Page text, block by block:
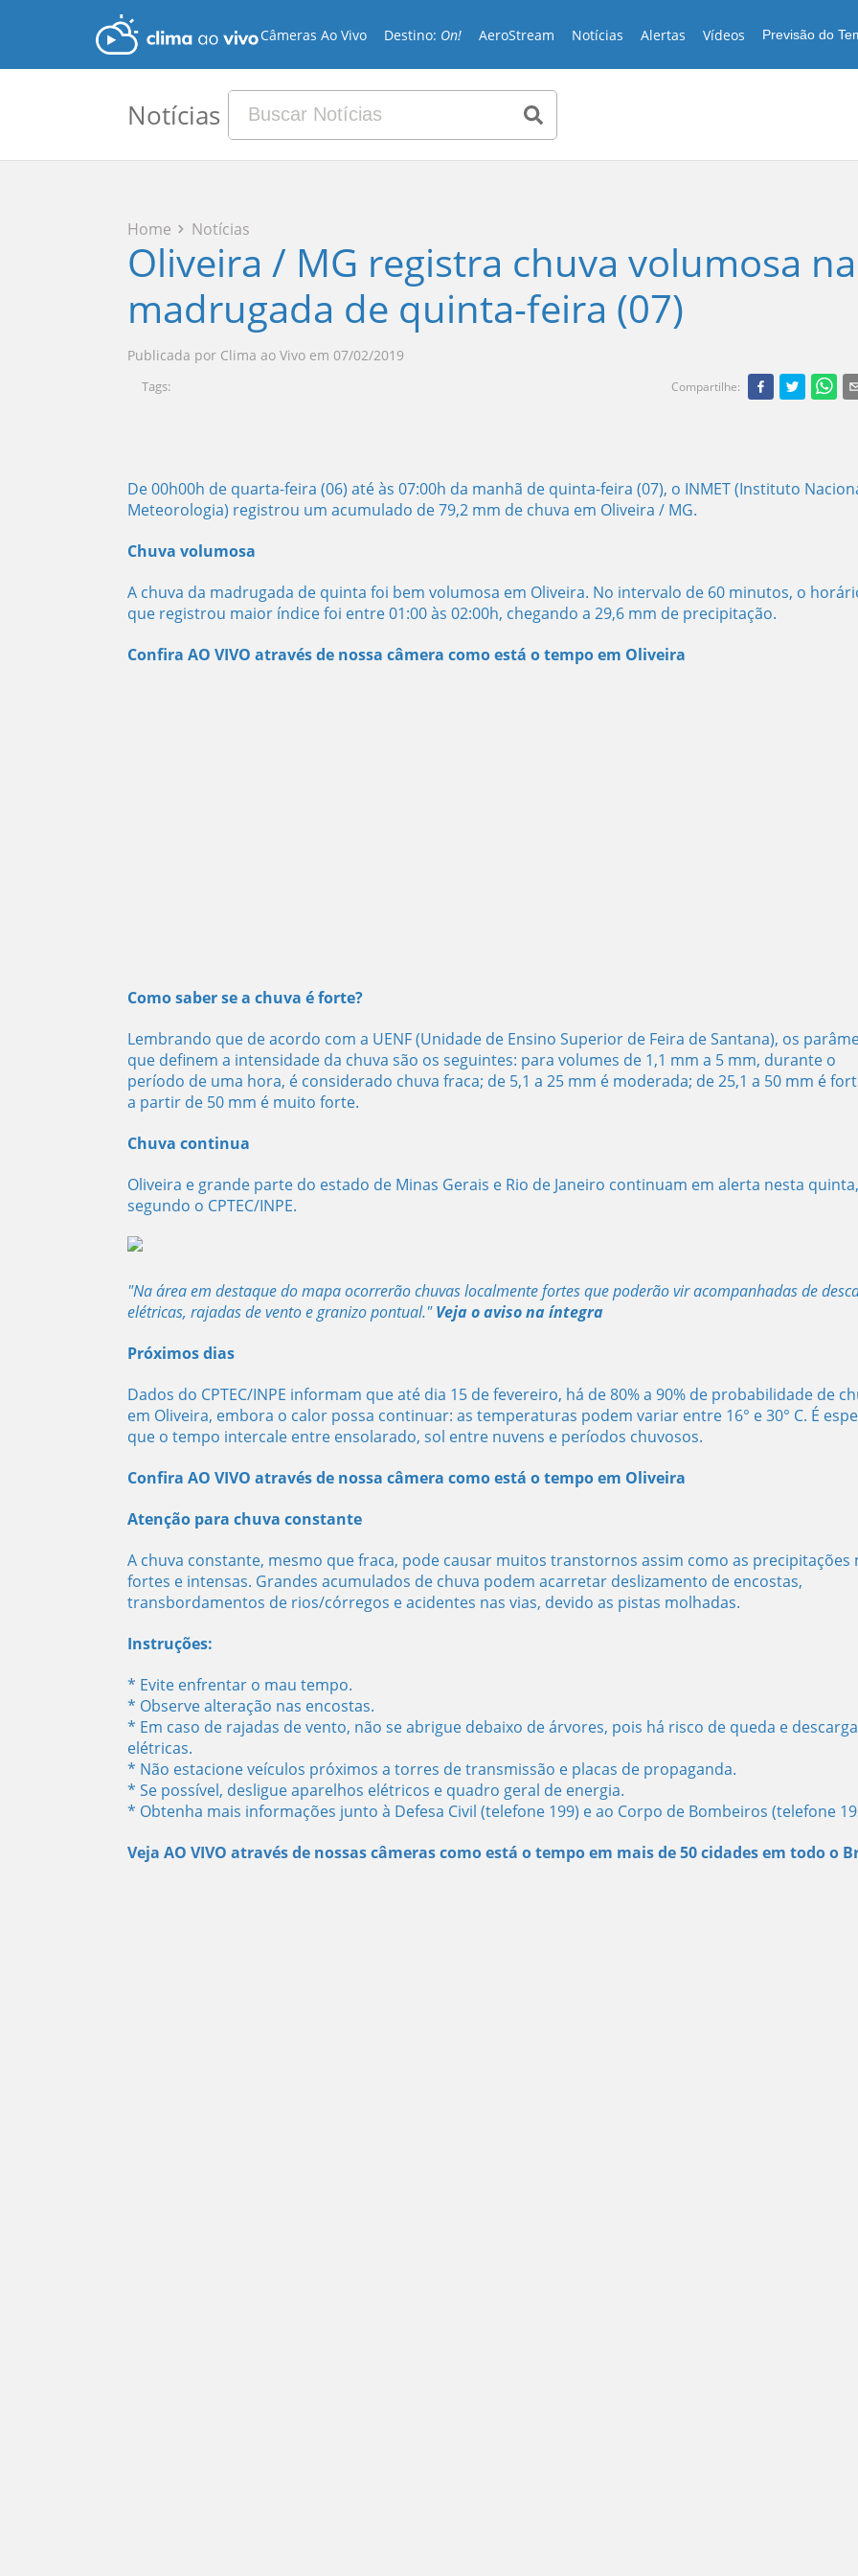
Câmeras Ao Vivo Destino: On! AeroStream Notícias Alertas Vídeos Previsão do
Notícias
Home Notícias
Oliveira / MG registra chuva volumosa na
madrugada de quinta-feira (07)
Publicada por Clima ao Vivo em 07/02/2019
Tags: Compartilhe:
De 00h00h de quarta-feira (06) até às 07:00h da manhã de quinta-feira (07), o INMET (Instituto
Meteorologia) registrou um acumulado de 79,2 mm de chuva em Oliveira / MG.
Chuva volumosa
A chuva da madrugada de quinta foi bem volumosa em Oliveira. No intervalo de 60 minutos, o
que registrou maior índice foi entre 01:00 às 02:00h, chegando a 29,6 mm de precipitação.
Confira AO VIVO através de nossa câmera como está o tempo em Oliveira
Como saber se a chuva é forte?
Lembrando que de acordo com a UENF (Unidade de Ensino Superior de Feira de Santana), os
que definem a intensidade da chuva são os seguintes: para volumes de 1,1 mm a 5 mm, durante o
período de uma hora, é considerado chuva fraca; de 5,1 a 25 mm é moderada; de 25,1 a 50 mm é
a partir de 50 mm é muito forte.
Chuva continua
Oliveira e grande parte do estado de Minas Gerais e Rio de Janeiro continuam em alerta nesta quinta,
segundo o CPTEC/INPE.
"Na área em destaque do mapa ocorrerão chuvas localmente fortes que poderão vir acompanhadas de
elétricas, rajadas de vento e granizo pontual."Veja o aviso na íntegra
Próximos dias
Dados do CPTEC/INPE informam que até dia 15 de fevereiro, há de 80% a 90% de probabilidade de
em Oliveira, embora o calor possa continuar: as temperaturas podem variar entre 16° e 30° C. É
que o tempo intercale entre ensolarado, sol entre nuvens e períodos chuvosos.
Confira AO VIVO através de nossa câmera como está o tempo em Oliveira
Atenção para chuva constante
A chuva constante, mesmo que fraca, pode causar muitos transtornos assim como as precipitações
fortes e intensas. Grandes acumulados de chuva podem acarretar deslizamento de encostas,
transbordamentos de rios/córregos e acidentes nas vias, devido as pistas molhadas.
Instruções:
* Evite enfrentar o mau tempo.
* Observe alteração nas encostas.
* Em caso de rajadas de vento, não se abrigue debaixo de árvores, pois há risco de queda e
elétricas.
* Não estacione veículos próximos a torres de transmissão e placas de propaganda.
* Se possível, desligue aparelhos elétricos e quadro geral de energia.
* Obtenha mais informações junto à Defesa Civil (telefone 199) e ao Corpo de Bombeiros (telefone
Veja AO VIVO através de nossas câmeras como está o tempo em mais de 50 cidades em todo o